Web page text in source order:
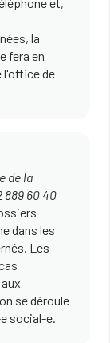
la
fera en
l'office de
de la
889 60 40
dans les
Les
se déroule
social-e.